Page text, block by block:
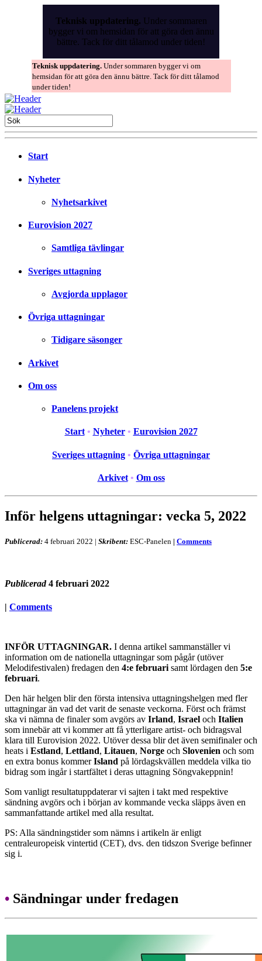
Teknisk uppdatering. Under sommaren
bygger vi om hemsidan för att göra den ännu
bättre. Tack för ditt tålamod under tiden!
Teknisk uppdatering. Under sommaren bygger vi om
hemsidan för att göra den ännu bättre. Tack för ditt tålamod
under tiden!
Start
Nyheter
Nyhetsarkivet
Eurovision 2027
Samtliga tävlingar
Sveriges uttagning
Avgjorda upplagor
Övriga uttagningar
Tidigare säsonger
Arkivet
Om oss
Panelens projekt
Start • Nyheter • Eurovision 2027
Sveriges uttagning • Övriga uttagningar
Arkivet • Om oss
Inför helgens uttagningar: vecka 5, 2022
Publicerad: 4 februari 2022 | Skribent: ESC-Panelen | Comments
Publicerad 4 februari 2022
| Comments
INFÖR UTTAGNINGAR. I denna artikel sammanställer vi
information om de nationella uttagningar som pågår (utöver
Melodifestivalen) fredagen den 4:e februari samt lördagen den 5:e
februari.
Den här helgen blir den första intensiva uttagningshelgen med fler
uttagningar än vad det varit de senaste veckorna. Först och främst
ska vi nämna de finaler som avgörs av Irland, Israel och Italien
som innebär att vi kommer att få ytterligare artist- och bidragsval
klara till Eurovision 2022. Utöver dessa blir det även semifinaler och
heats i Estland, Lettland, Litauen, Norge och Slovenien och som
en extra bonus kommerIsland på lördagskvällen meddela vilka tio
bidrag som ingår i startfältet i deras uttagning Söngvakeppnin!
Som vanligt resultatuppdaterar vi sajten i takt med respektive
sändning avgörs och i början av kommande vecka släpps även en
sammanfattande artikel med alla resultat.
PS: Alla sändningstider som nämns i artikeln är enligt
centraleuropeisk vintertid (CET), dvs. den tidszon Sverige befinner
sig i.
• Sändningar under fredagen